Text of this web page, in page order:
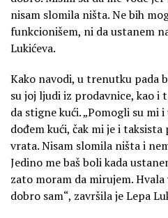
nisam slomila ništa. Ne bih
funkcionišem, ni da ustanem
Lukićeva.
Kako navodi, u trenutku pada
su joj ljudi iz prodavnice, kao i
da stigne kući. „Pomogli su mi
dođem kući, čak mi je i
vrata. Nisam slomila ništa i
Jedino me baš boli kada
zato moram da mirujem.
dobro sam“, završila je Lepa